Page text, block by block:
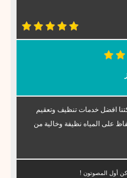
افضل خدمات تنظيف وتعقيم
على المياه نظيفة وخالية من
كن أول المصوتون !